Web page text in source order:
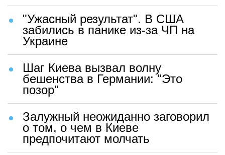
"Ужасный результат". В США
забились в панике из-за ЧП на
Украине
Шаг Киева вызвал волну
бешенства в Германии: "Это
позор"
Залужный неожиданно заговорил
о том, о чем в Киеве
предпочитают молчать